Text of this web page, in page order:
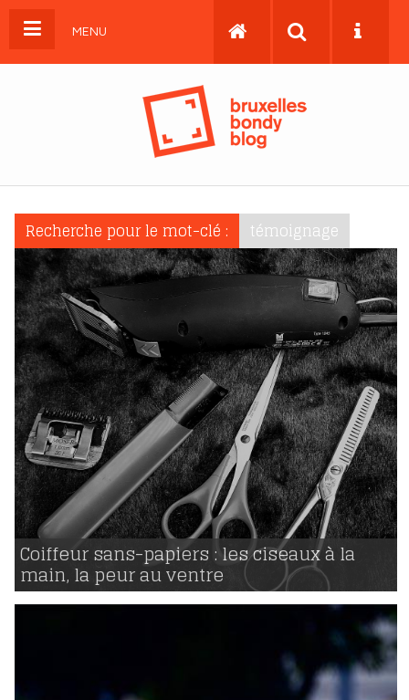
MENU
Recherche pour le mot-clé : témoignage
Coiffeur sans-papiers : les ciseaux à la
main, la peur au ventre
voir
21 | 03 | 2018
2045